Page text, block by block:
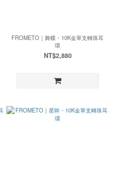
FROMETO｜舞蝶・10K金單支轉珠耳
環
NT$2,880